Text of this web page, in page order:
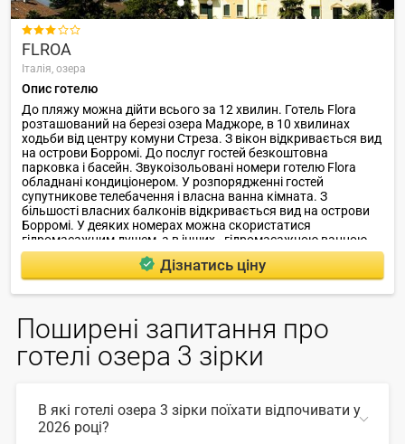

FLROA
Італія, озера
Опис готелю
До пляжу можна дійти всього за 12 хвилин. Готель Flora
розташований на березі озера Маджоре, в 10 хвилинах
ходьби від центру комуни Стреза. З вікон відкривається вид
на острови Борромі. До послуг гостей безкоштовна
парковка і басейн. Звукоізольовані номери готелю Flora
обладнані кондиціонером. У розпорядженні гостей
супутникове телебачення і власна ванна кімната. З
більшості власних балконів відкривається вид на острови
Борромі. У деяких номерах можна скористатися
гідромасажним душем, а в інших - гідромасажною ванною.
Дізнатись ціну
Поширені запитання про
готелі озера 3 зірки
В які готелі озера 3 зірки поїхати відпочивати у
2026 році?